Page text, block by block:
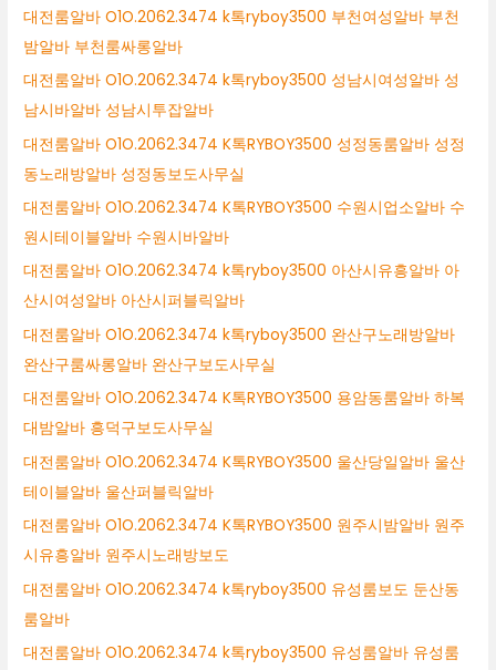
대전룸알바 O1O.2062.3474 k톡ryboy3500 부천여성알바 부천
밤알바 부천룸싸롱알바
대전룸알바 O1O.2062.3474 k톡ryboy3500 성남시여성알바 성
남시바알바 성남시투잡알바
대전룸알바 O1O.2062.3474 K톡RYBOY3500 성정동룸알바 성정
동노래방알바 성정동보도사무실
대전룸알바 O1O.2062.3474 K톡RYBOY3500 수원시업소알바 수
원시테이블알바 수원시바알바
대전룸알바 O1O.2062.3474 k톡ryboy3500 아산시유흥알바 아
산시여성알바 아산시퍼블릭알바
대전룸알바 O1O.2062.3474 k톡ryboy3500 완산구노래방알바
완산구룸싸롱알바 완산구보도사무실
대전룸알바 O1O.2062.3474 K톡RYBOY3500 용암동룸알바 하복
대밤알바 흥덕구보도사무실
대전룸알바 O1O.2062.3474 K톡RYBOY3500 울산당일알바 울산
테이블알바 울산퍼블릭알바
대전룸알바 O1O.2062.3474 K톡RYBOY3500 원주시밤알바 원주
시유흥알바 원주시노래방보도
대전룸알바 O1O.2062.3474 k톡ryboy3500 유성룸보도 둔산동
룸알바
대전룸알바 O1O.2062.3474 k톡ryboy3500 유성룸알바 유성룸